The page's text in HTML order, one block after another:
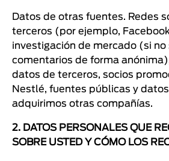
Datos de otras fuentes. Redes
terceros (por ejemplo,
investigación de mercado (si no
comentarios de forma
datos de terceros, socios
Nestlé, fuentes públicas y
adquirimos otras compañías.
2. DATOS PERSONALES QUE
SOBRE USTED Y CÓMO LOS